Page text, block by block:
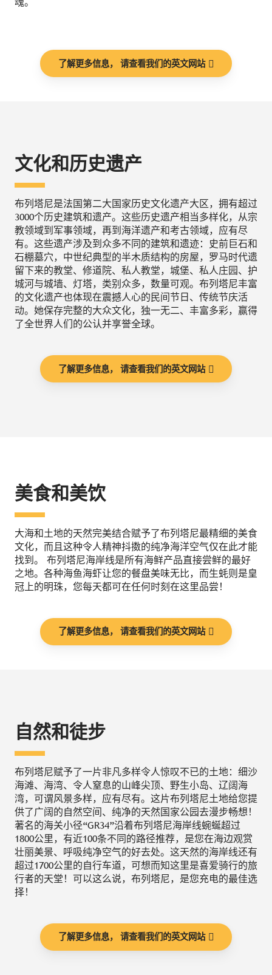
魂。
了解更多信息， 请查看我们的英文网站
文化和历史遗产
布列塔尼是法国第二大国家历史文化遗产大区，拥有超过
3000个历史建筑和遗产。这些历史遗产相当多样化，从宗
教领域到军事领域，再到海洋遗产和考古领域，应有尽
有。这些遗产涉及到众多不同的建筑和遗迹：史前巨石和
石棚墓穴，中世纪典型的半木质结构的房屋，罗马时代遗
留下来的教堂、修道院、私人教堂，城堡、私人庄园、护
城河与城墙、灯塔，类别众多，数量可观。布列塔尼丰富
的文化遗产也体现在震撼人心的民间节日、传统节庆活
动。她保存完整的大众文化，独一无二、丰富多彩，赢得
了全世界人们的公认并享誉全球。
了解更多信息， 请查看我们的英文网站
美食和美饮
大海和土地的天然完美结合赋予了布列塔尼最精细的美食
文化，而且这种令人精神抖擞的纯净海洋空气仅在此才能
找到。 布列塔尼海岸线是所有海鲜产品直接尝鲜的最好
之地。各种海鱼海虾让您的餐盘美味无比，而生蚝则是皇
冠上的明珠，您每天都可在任何时刻在这里品尝！
了解更多信息， 请查看我们的英文网站
自然和徒步
布列塔尼赋予了一片非凡多样令人惊叹不已的土地：细沙
海滩、海湾、令人窒息的山峰尖顶、野生小岛、辽阔海
湾，可谓风景多样，应有尽有。这片布列塔尼土地给您提
供了广阔的自然空间、纯净的天然国家公园去漫步畅想！
著名的海关小径“GR34”沿着布列塔尼海岸线蜿蜒超过
1800公里，有近100条不同的路径推荐，是您在海边观赏
壮丽美景、呼吸纯净空气的好去处。这天然的海岸线还有
超过1700公里的自行车道，可想而知这里是喜爱骑行的旅
行者的天堂！可以这么说，布列塔尼，是您充电的最佳选
择！
了解更多信息， 请查看我们的英文网站